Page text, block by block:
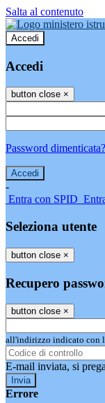
Salta al contenuto
Accedi
Accedi
button close ×
Password dimenticata?
-
Entra con SPID
Seleziona utente
button close ×
Recupero
button close ×
all'indirizzo indicato con
E-mail inviata, si
Errore